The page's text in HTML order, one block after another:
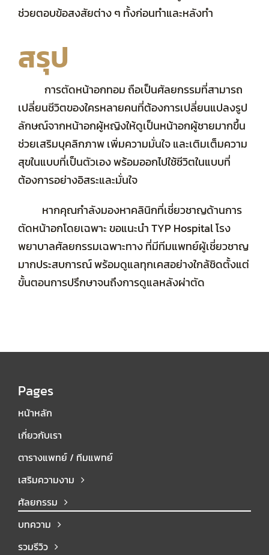
ช่วยตอบข้อสงสัยต่าง ๆ ทั้งก่อนทำและหลังทำ
สรุป
การตัดหน้าอกทอม ถือเป็นศัลยกรรมที่สามารถ
เปลี่ยนชีวิตของใครหลายคนที่ต้องการเปลี่ยนแปลงรูป
ลักษณ์จากหน้าอกผู้หญิงให้ดูเป็นหน้าอกผู้ชายมากขึ้น
ช่วยเสริมบุคลิกภาพ เพิ่มความมั่นใจ และเติมเต็มความ
สุขในแบบที่เป็นตัวเอง พร้อมออกไปใช้ชีวิตในแบบที่
ต้องการอย่างอิสระและมั่นใจ
หากคุณกำลังมองหาคลินิกที่เชี่ยวชาญด้านการ
ตัดหน้าอกโดยเฉพาะ ขอแนะนำ TYP Hospital โรง
พยาบาลศัลยกรรมเฉพาะทาง ที่มีทีมแพทย์ผู้เชี่ยวชาญ
มากประสบการณ์ พร้อมดูแลทุกเคสอย่างใกล้ชิดตั้งแต่
ขั้นตอนการปรึกษาจนถึงการดูแลหลังผ่าตัด
Pages
หน้าหลัก
เกี่ยวกับเรา
ตารางแพทย์ / ทีมแพทย์
เสริมความงาม
ศัลยกรรม
บทความ
รวมรีวิว